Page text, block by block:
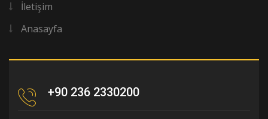
İletişim
Anasayfa
+90 236 2330200